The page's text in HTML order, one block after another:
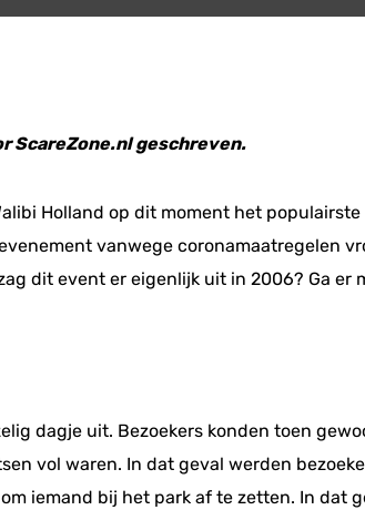
ScareZone.nl geschreven.
Holland op dit moment het
vanwege coronamaatregelen
dit event er eigenlijk uit in 2006? Ga er
dagje uit. Bezoekers konden toen
vol waren. In dat geval werden
iemand bij het park af te zetten. In dat